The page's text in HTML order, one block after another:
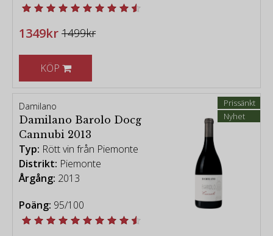
1349kr 1499kr
KÖP
Prissänkt
Nyhet
Damilano
Damilano Barolo Docg
Cannubi 2013
Typ: Rött vin från Piemonte
Distrikt: Piemonte
Årgång: 2013
Poäng: 95/100